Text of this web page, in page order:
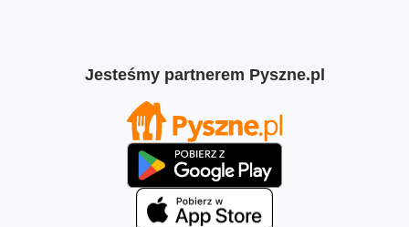
Jesteśmy partnerem Pyszne.pl